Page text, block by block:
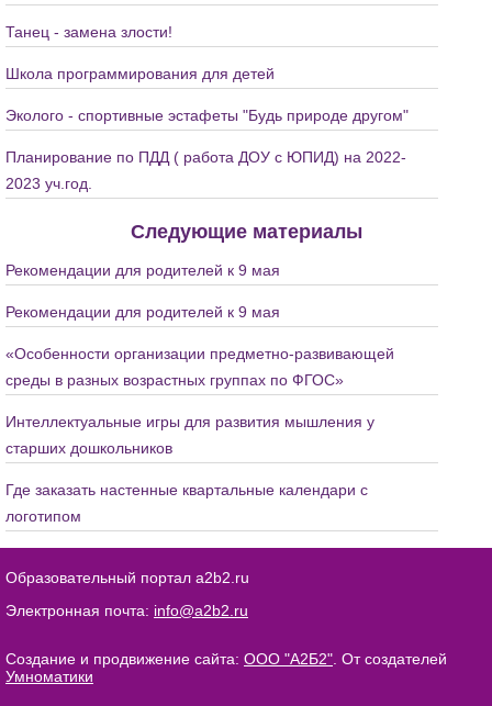
Танец - замена злости!
Школа программирования для детей
Эколого - спортивные эстафеты "Будь природе другом"
Планирование по ПДД ( работа ДОУ с ЮПИД) на 2022-
2023 уч.год.
Следующие материалы
Рекомендации для родителей к 9 мая
Рекомендации для родителей к 9 мая
«Особенности организации предметно-развивающей
среды в разных возрастных группах по ФГОС»
Интеллектуальные игры для развития мышления у
старших дошкольников
Где заказать настенные квартальные календари с
логотипом
Образовательный портал a2b2.ru
Электронная почта: info@a2b2.ru
Создание и продвижение сайта: ООО "А2Б2" . От создателей
Умноматики